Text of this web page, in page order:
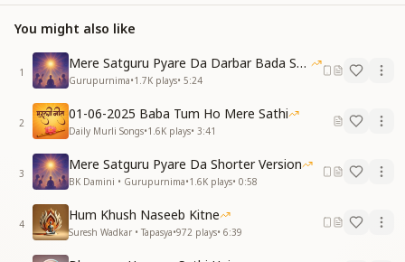
यह संगम सुहाना है
प्रभु मिलन मनाओ
ले लो जी दृष्टी भुला दो सारे गम
अपना बना लो इन्हे प्यारा सनम
साथी बन के साथ जग की सेवा करेंगे
साथी बन के साथ जगत की सेवा करेंगे
सेवा करेंगे
सेवा करेंगे
शिव बाबा
शिव बाबा
शिव बाबा
शिव बाबा
दिल थाम कर के बैठो
You might also like
1
Mere Satguru Pyare Da Darbar Bada Sohna Hai
Gurupurnima•1.7K plays• 5:24
2
01-06-2025 Baba Tum Ho Mere Sathi
Daily Murli Songs•1.6K plays• 3:41
3
Mere Satguru Pyare Da Shorter Version
BK Damini • Gurupurnima•1.6K plays• 0:58
4
Hum Khush Naseeb Kitne
Suresh Wadkar • Tapasya•972 plays• 6:39